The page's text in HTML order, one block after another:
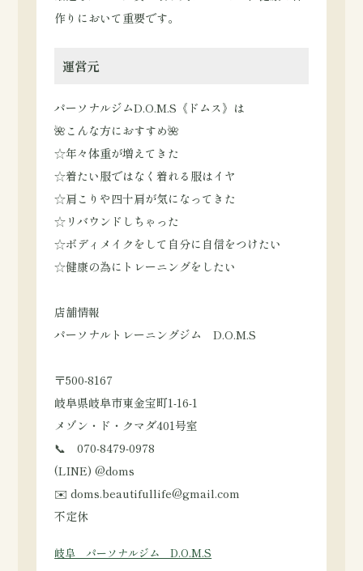
作りにおいて重要です。
運営元
パーソナルジムD.O.M.S《ドムス》は
🌺こんな方におすすめ🌺
☆年々体重が増えてきた
☆着たい服ではなく着れる服はイヤ
☆肩こりや四十肩が気になってきた
☆リバウンドしちゃった
☆ボディメイクをして自分に自信をつけたい
☆健康の為にトレーニングをしたい
店舗情報
パーソナルトレーニングジム D.O.M.S
〒500-8167
岐阜県岐阜市東金宝町1-16-1
メゾン・ド・クマダ401号室
📞 070-8479-0978
(LINE) @doms
✉️ doms.beautifullife@gmail.com
不定休
岐阜 パーソナルジム D.O.M.S